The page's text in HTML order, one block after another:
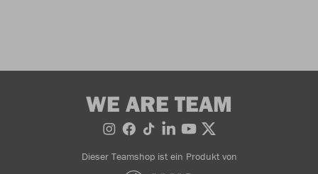
WE ARE TEAM
Dieser Teamshop ist ein Produkt von